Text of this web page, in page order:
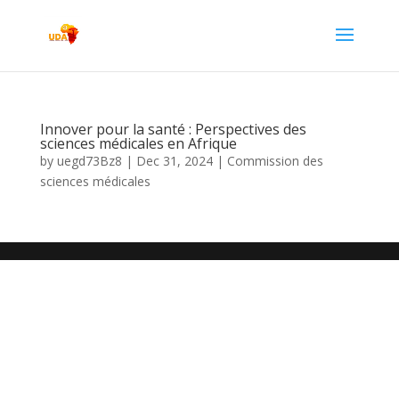
Innover pour la santé : Perspectives des
sciences médicales en Afrique
by uegd73Bz8 | Dec 31, 2024| Commission des
sciences médicales